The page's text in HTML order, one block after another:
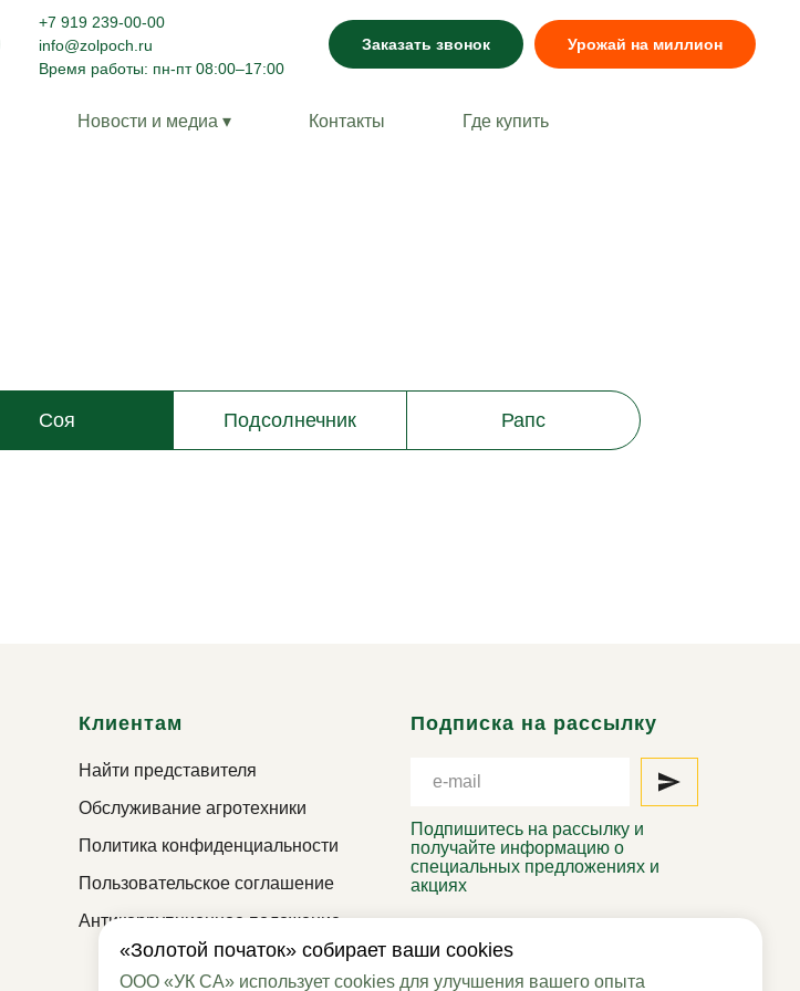
+7 919 239-00-00
info@zolpoch.ru
Время работы: пн-пт 08:00–17:00
Заказать звонок Урожай на миллион
Новости и медиа ▾ Контакты Где купить
«Золотой початок» собирает ваши cookies
ООО «УК СА» использует cookies для улучшения вашего опыта
Соя Подсолнечник Рапс
Клиентам
Найти представителя
Обслуживание агротехники
Политика конфиденциальности
Пользовательское соглашение
Антикоррупционное положение
Подписка на рассылку
Подпишитесь на рассылку и
получайте информацию о
специальных предложениях и
акциях
info@zolpoch.ru
+7 919 239-00-00